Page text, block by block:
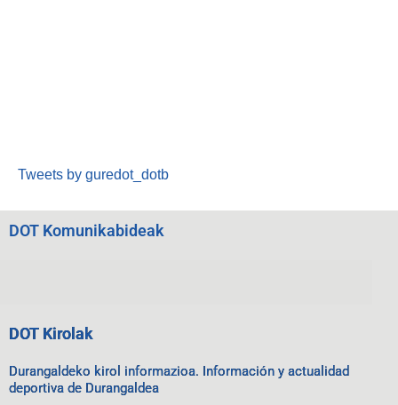
Tweets by guredot_dotb
DOT Komunikabideak
DOT Kirolak
Durangaldeko kirol informazioa. Información y actualidad
deportiva de Durangaldea